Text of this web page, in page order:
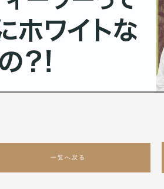
一覧へ戻る